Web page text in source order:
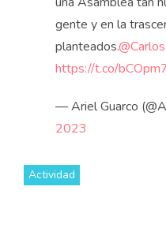
gente y en la
planteados.
https://t.co/
— Ariel Guarco
2023
Actividad